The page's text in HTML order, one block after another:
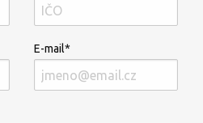
E-mail*